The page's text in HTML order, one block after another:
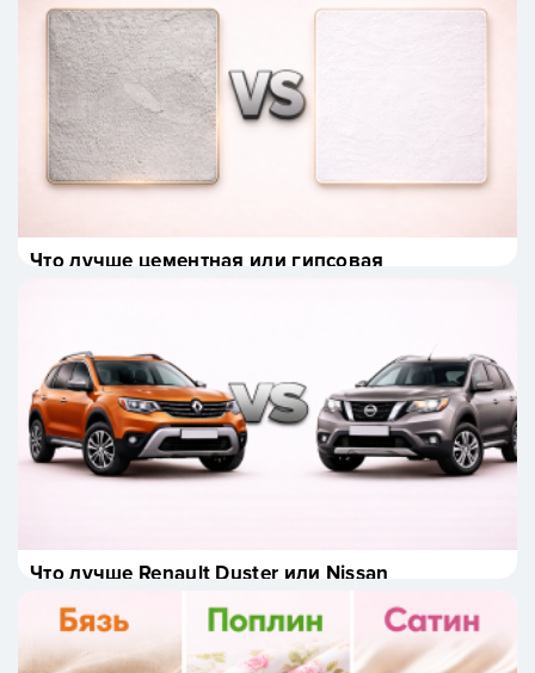
Что лучше цементная или гипсовая
Что лучше Renault Duster или Nissan